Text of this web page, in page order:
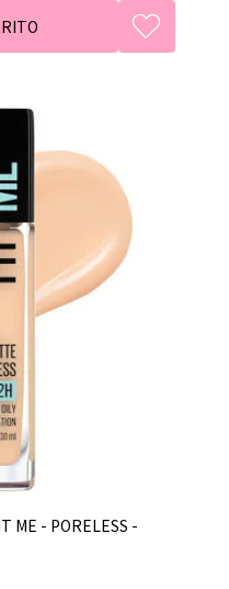
ME - PORELESS -